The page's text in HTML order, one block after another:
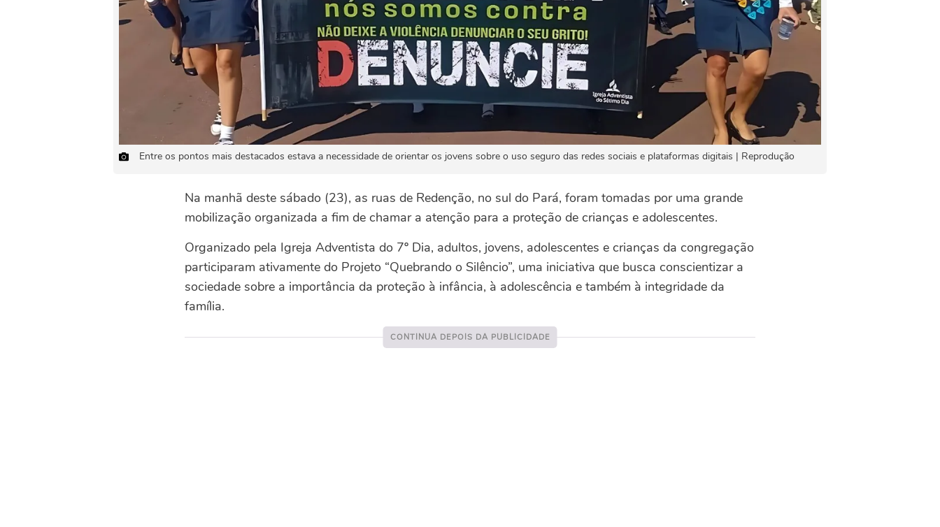
Entre os pontos mais destacados estava a necessidade de orientar os jovens sobre o uso seguro das redes sociais e plataformas digitais | Reprodução
Na manhã deste sábado (23), as ruas de Redenção, no sul do Pará, foram tomadas por uma grande
mobilização organizada a fim de chamar a atenção para a proteção de crianças e adolescentes.
Organizado pela Igreja Adventista do 7º Dia, adultos, jovens, adolescentes e crianças da congregação
participaram ativamente do Projeto “Quebrando o Silêncio”, uma iniciativa que busca conscientizar a
sociedade sobre a importância da proteção à infância, à adolescência e também à integridade da
família.